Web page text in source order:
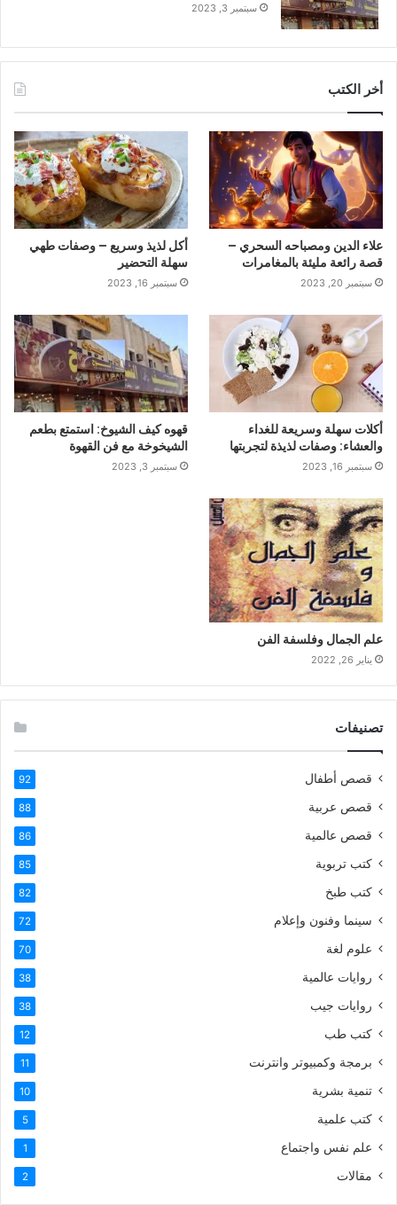
سبتمبر 3, 2023
أخر الكتب
علاء الدين ومصباحه السحري –
قصة رائعة مليئة بالمغامرات
سبتمبر 20, 2023
أكل لذيذ وسريع – وصفات طهي
سهلة التحضير
سبتمبر 16, 2023
أكلات سهلة وسريعة للغداء
والعشاء: وصفات لذيذة لتجربتها
سبتمبر 16, 2023
قهوه كيف الشيوخ: استمتع بطعم
الشيخوخة مع فن القهوة
سبتمبر 3, 2023
علم الجمال وفلسفة الفن
يناير 26, 2022
تصنيفات
قصص أطفال 92
قصص عربية 88
قصص عالمية 86
كتب تربوية 85
كتب طبخ 82
سينما وفنون وإعلام 72
علوم لغة 70
روايات عالمية 38
روايات جيب 38
كتب طب 12
برمجة وكمبيوتر وانترنت 11
تنمية بشرية 10
كتب علمية 5
علم نفس واجتماع 1
مقالات 2